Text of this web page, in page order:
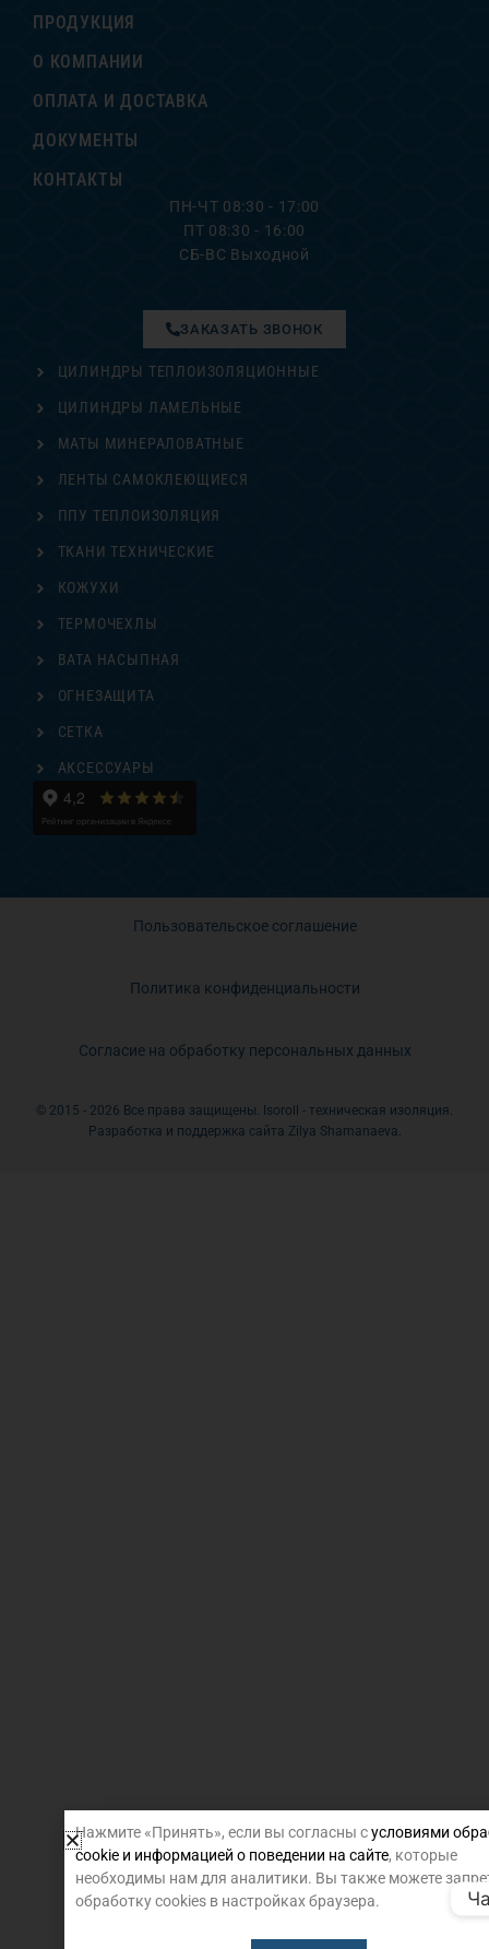
ПРОДУКЦИЯ
О КОМПАНИИ
ОПЛАТА И ДОСТАВКА
ДОКУМЕНТЫ
КОНТАКТЫ
ПН-ЧТ 08:30 - 17:00
ПТ 08:30 - 16:00
СБ-ВС Выходной
ЦИЛИНДРЫ ТЕПЛОИЗОЛЯЦИОННЫЕ
ЦИЛИНДРЫ ЛАМЕЛЬНЫЕ
МАТЫ МИНЕРАЛОВАТНЫЕ
ЛЕНТЫ САМОКЛЕЮЩИЕСЯ
ППУ ТЕПЛОИЗОЛЯЦИЯ
ТКАНИ ТЕХНИЧЕСКИЕ
ЗАКАЗАТЬ ЗВОНОК
КОЖУХИ
ТЕРМОЧЕХЛЫ
ВАТА НАСЫПНАЯ
ОГНЕЗАЩИТА
СЕТКА
АКСЕССУАРЫ
Пользовательское соглашение
Политика конфиденциальности
Согласие на обработку персональных данных
© 2015 - 2026 Все права защищены. Isoroll - техническая изоляция.
Разработка и поддержка сайта Zilya Shamanaeva.
Нажмите «Принять», если вы согласны сусловиями
cookie и информацией о поведении на сайте, которые
необходимы нам для аналитики. Вы также можете
обработку cookies в настройках браузера.